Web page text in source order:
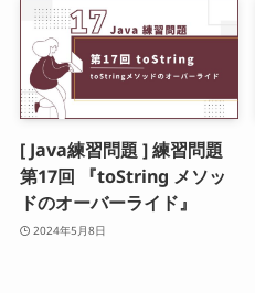
[ Java練習問題 ] 練習問題
第17回 『toString メソッ
ドのオーバーライド』
2024年5月8日